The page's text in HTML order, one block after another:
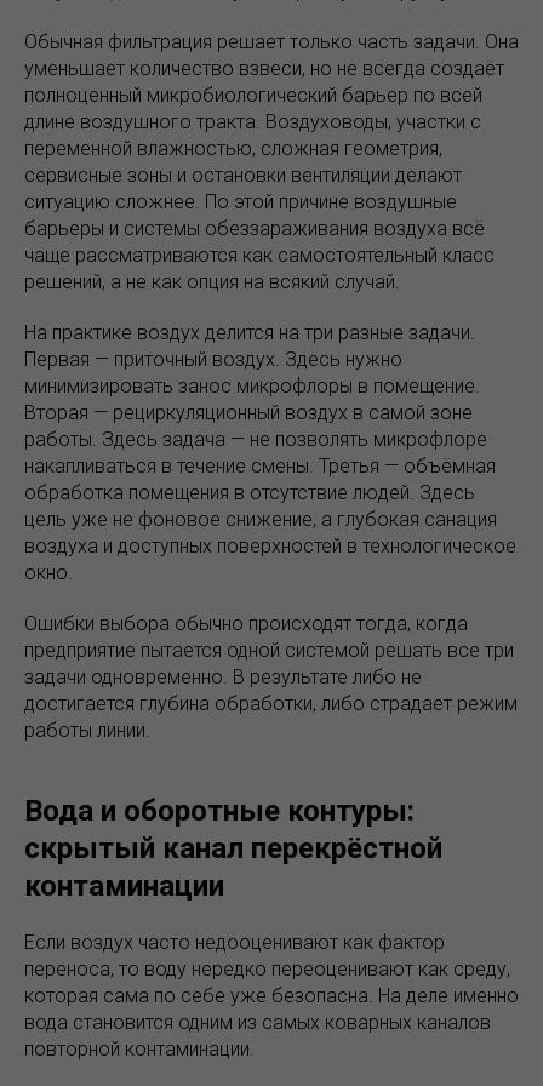
Обычная фильтрация решает только часть задачи. Она
уменьшает количество взвеси, но не всегда создаёт
полноценный микробиологический барьер по всей
длине воздушного тракта. Воздуховоды, участки с
переменной влажностью, сложная геометрия,
сервисные зоны и остановки вентиляции делают
ситуацию сложнее. По этой причине воздушные
барьеры и системы обеззараживания воздуха всё
чаще рассматриваются как самостоятельный класс
решений, а не как опция на всякий случай.
На практике воздух делится на три разные задачи.
Первая — приточный воздух. Здесь нужно
минимизировать занос микрофлоры в помещение.
Вторая — рециркуляционный воздух в самой зоне
работы. Здесь задача — не позволять микрофлоре
накапливаться в течение смены. Третья — объёмная
обработка помещения в отсутствие людей. Здесь
цель уже не фоновое снижение, а глубокая санация
воздуха и доступных поверхностей в технологическое
окно.
Ошибки выбора обычно происходят тогда, когда
предприятие пытается одной системой решать все три
задачи одновременно. В результате либо не
достигается глубина обработки, либо страдает режим
работы линии.
Вода и оборотные контуры:
скрытый канал перекрёстной
контаминации
Если воздух часто недооценивают как фактор
переноса, то воду нередко переоценивают как среду,
которая сама по себе уже безопасна. На деле именно
вода становится одним из самых коварных каналов
повторной контаминации.